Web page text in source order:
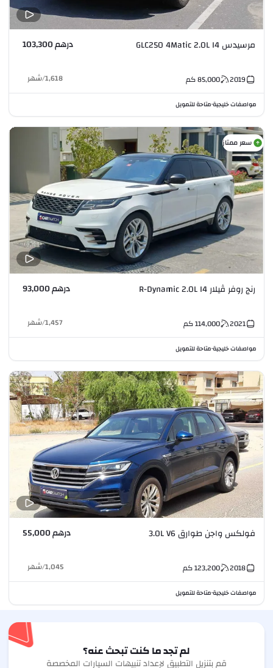
مرسيدس GLC250 4Matic 2.0L I4 درهم 103,300
2019
85,000كم 1,618
/شهر
مواصفات خليجية•متاحة للتمويل
سعر ممتاز
رنج روفر ڤيلار R-Dynamic 2.0L I4 درهم 93,000
2021
114,000كم 1,457
/شهر
مواصفات خليجية•متاحة للتمويل
فولكس واجن طوارق 3.0L V6 درهم 55,000
2018
123,200كم 1,045
/شهر
مواصفات خليجية•متاحة للتمويل
لم تجد ما كنت تبحث عنه؟
قم بتنزيل التطبيق لإعداد تنبيهات السيارات المخصصة